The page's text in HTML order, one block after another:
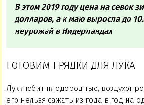
В этом 2019 году цена на севок
долларов, а к маю выросла до
неурожай в Нидерландах
ГОТОВИМ ГРЯДКИ ДЛЯ ЛУКА
Лук любит плодородные,
его нельзя сажать из года в год на